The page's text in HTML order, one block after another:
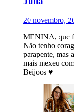
20 novembro,
MENINA, que
Não tenho
parapente, mas
mais mexeu
Beijoos ♥